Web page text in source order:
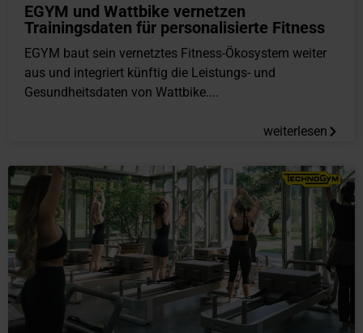
EGYM und Wattbike vernetzen
Trainingsdaten für personalisierte Fitness
EGYM baut sein vernetztes Fitness-Ökosystem weiter
aus und integriert künftig die Leistungs- und
Gesundheitsdaten von Wattbike....
weiterlesen